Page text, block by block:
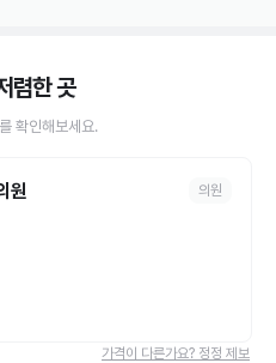
렴한 곳
확인해보세요.
원 의원
가격이 다른가요? 정정 제보